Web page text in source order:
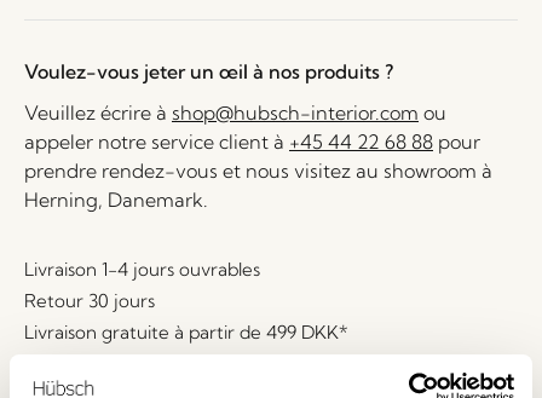
Voulez-vous jeter un œil à nos produits ?
Veuillez écrire à shop@hubsch-interior.com ou
appeler notre service client à +45 44 22 68 88 pour
prendre rendez-vous et nous visitez au showroom à
Herning, Danemark.
Livraison 1-4 jours ouvrables
Retour 30 jours
Livraison gratuite à partir de 499 DKK*